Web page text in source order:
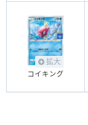
拡大
コイキング